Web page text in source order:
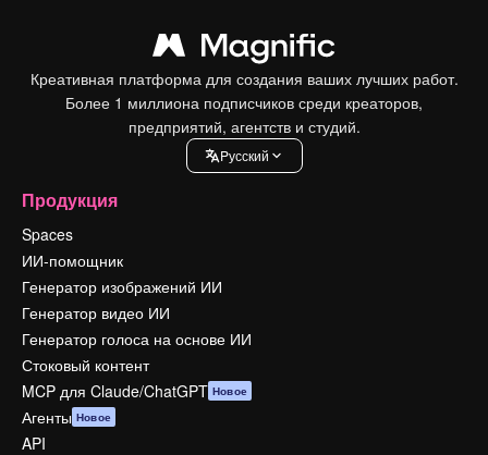
Креативная платформа для создания ваших лучших работ.
Более 1 миллиона подписчиков среди креаторов,
предприятий, агентств и студий.
Pусский
Продукция
Spaces
ИИ-помощник
Генератор изображений ИИ
Генератор видео ИИ
Генератор голоса на основе ИИ
Стоковый контент
MCP для Claude/ChatGPT Новое
Агенты Новое
API